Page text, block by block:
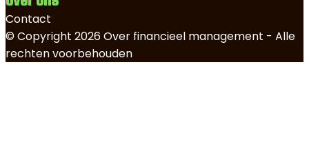
Contact
© Copyright 2026 Over financieel management - Alle
rechten voorbehouden